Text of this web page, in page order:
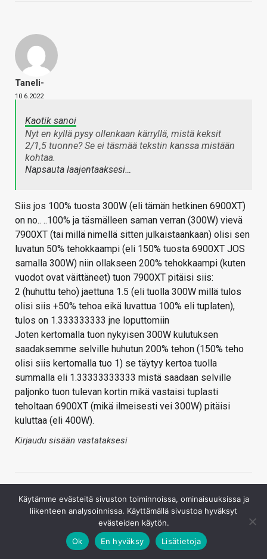
Taneli-
10.6.2022
Kaotik sanoi
Nyt en kyllä pysy ollenkaan kärryllä, mistä keksit
2/1,5 tuonne? Se ei täsmää tekstin kanssa mistään
kohtaa.
Napsauta laajentaaksesi…
Siis jos 100% tuosta 300W (eli tämän hetkinen 6900XT)
on no.. ..100% ja täsmälleen saman verran (300W) vievä
7900XT (tai millä nimellä sitten julkaistaankaan) olisi sen
luvatun 50% tehokkaampi (eli 150% tuosta 6900XT JOS
samalla 300W) niin ollakseen 200% tehokkaampi (kuten
vuodot ovat väittäneet) tuon 7900XT pitäisi siis:
2 (huhuttu teho) jaettuna 1.5 (eli tuolla 300W millä tulos
olisi siis +50% tehoa eikä luvattua 100% eli tuplaten),
tulos on 1.333333333 jne loputtomiin
Joten kertomalla tuon nykyisen 300W kulutuksen
saadaksemme selville huhutun 200% tehon (150% teho
olisi siis kertomalla tuo 1) se täytyy kertoa tuolla
summalla eli 1.33333333333 mistä saadaan selville
paljonko tuon tulevan kortin mikä vastaisi tuplasti
teholtaan 6900XT (mikä ilmeisesti vei 300W) pitäisi
kuluttaa (eli 400W).
Kirjaudu sisään vastataksesi
Käytämme evästeitä sivuston toiminnoissa, ominaisuuksissa ja
liikenteen analysoinnissa. Käyttämällä sivustoa hyväksyt
evästeiden käytön.
Ok
En hyväksy Lisätietoja